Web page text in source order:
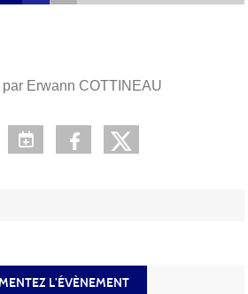
par Erwann COTTINEAU
L’ÉVÈNEMENT